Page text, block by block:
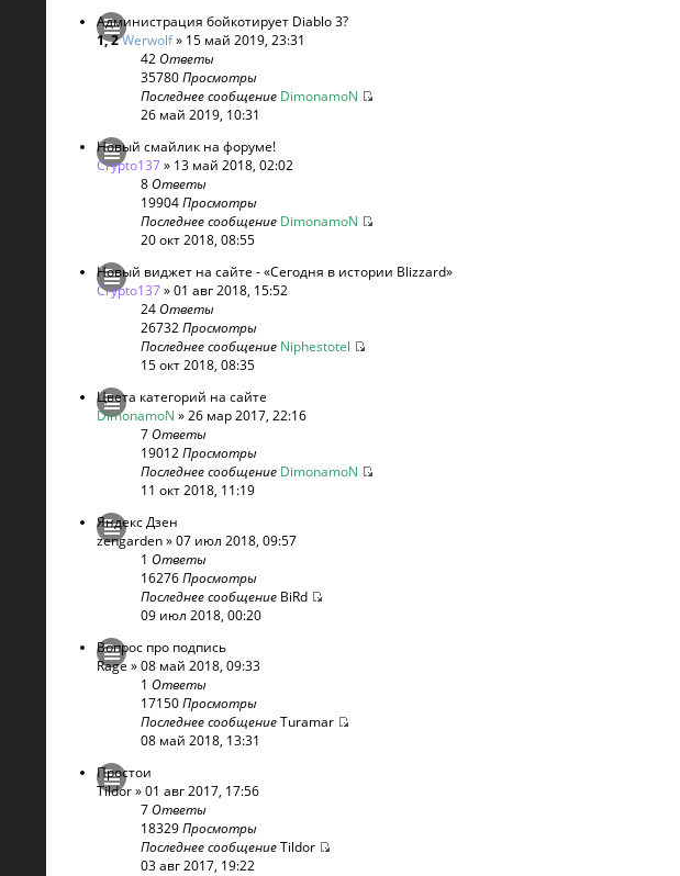
Администрация бойкотирует Diablo 3?
1,2Werwolf» 15 май 2019, 23:31
42Ответы
35780Просмотры
Последнее сообщение DimonamoN
26 май 2019, 10:31
Новый смайлик на форуме!
Crypto137» 13 май 2018, 02:02
8Ответы
19904Просмотры
Последнее сообщение DimonamoN
20 окт 2018, 08:55
Новый виджет на сайте - «Сегодня в истории Blizzard»
Crypto137» 01 авг 2018, 15:52
24Ответы
26732Просмотры
Последнее сообщение Niphestotel
15 окт 2018, 08:35
Цвета категорий на сайте
DimonamoN » 26 мар 2017, 22:16
7Ответы
19012Просмотры
Последнее сообщение DimonamoN
11 окт 2018, 11:19
Яндекс Дзен
zengarden» 07 июл 2018, 09:57
1 Ответы
16276Просмотры
Последнее сообщение BiRd
09 июл 2018, 00:20
Вопрос про подпись
Rage » 08 май 2018, 09:33
1 Ответы
17150Просмотры
Последнее сообщениеTuramar
08 май 2018, 13:31
Простои
Tildor» 01 авг 2017, 17:56
7Ответы
18329Просмотры
Последнее сообщениеTildor
03 авг 2017, 19:22